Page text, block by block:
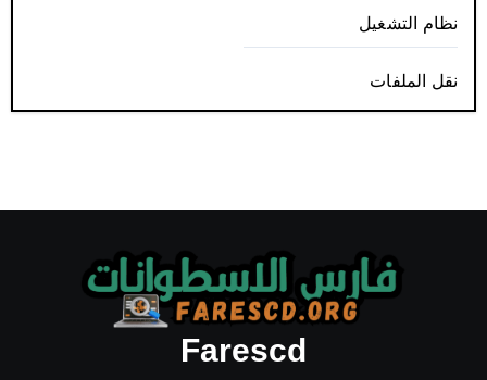
نظام التشغيل
نقل الملفات
Farescd